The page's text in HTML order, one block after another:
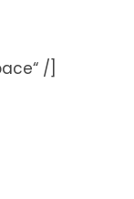
/]